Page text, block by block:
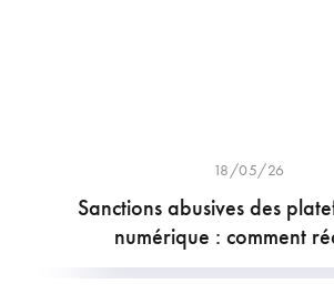
18/05/26
Sanctions abusives des
numérique : comment